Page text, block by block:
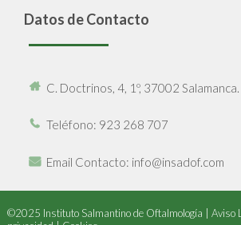
Datos de Contacto
C. Doctrinos, 4, 1º, 37002 Salamanca.
Teléfono: 923 268 707
Email Contacto: info@insadof.com
©2025 Instituto Salmantino de Oftalmología | Aviso